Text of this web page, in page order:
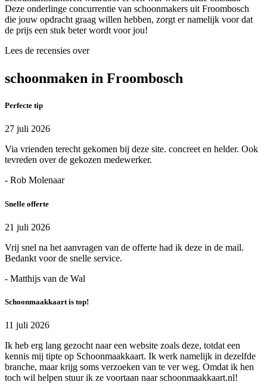
Deze onderlinge concurrentie van schoonmakers uit Froombosch
die jouw opdracht graag willen hebben, zorgt er namelijk voor dat
de prijs een stuk beter wordt voor jou!
Lees de recensies over
schoonmaken in Froombosch
Perfecte tip
27 juli 2026
Via vrienden terecht gekomen bij deze site. concreet en helder. Ook
tevreden over de gekozen medewerker.
- Rob Molenaar
Snelle offerte
21 juli 2026
Vrij snel na het aanvragen van de offerte had ik deze in de mail.
Bedankt voor de snelle service.
- Matthijs van de Wal
Schoonmaakkaart is top!
11 juli 2026
Ik heb erg lang gezocht naar een website zoals deze, totdat een
kennis mij tipte op Schoonmaakkaart. Ik werk namelijk in dezelfde
branche, maar krijg soms verzoeken van te ver weg. Omdat ik hen
toch wil helpen stuur ik ze voortaan naar schoonmaakkaart.nl!